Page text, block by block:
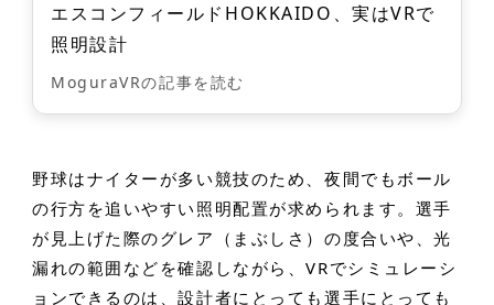
エスコンフィールドHOKKAIDO、実はVRで
照明設計
MoguraVRの記事を読む
野球はナイターが多い競技のため、夜間でもボール
の行方を追いやすい照明配置が求められます。選手
が見上げた際のグレア（まぶしさ）の度合いや、光
漏れの範囲などを確認しながら、VRでシミュレーシ
ョンできるのは、設計者にとっても選手にとっても